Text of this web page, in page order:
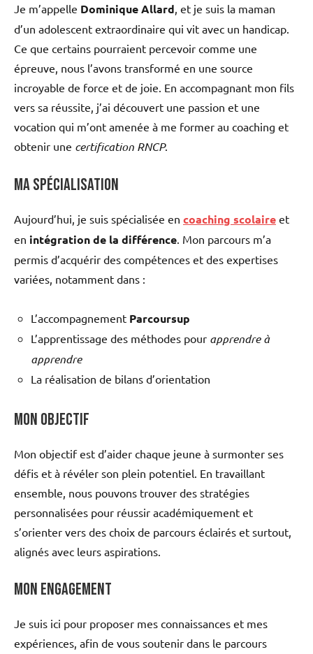
Je m’appelle Dominique Allard , et je suis la maman
d’un adolescent extraordinaire qui vit avec un handicap.
Ce que certains pourraient percevoir comme une
épreuve, nous l’avons transformé en une source
incroyable de force et de joie. En accompagnant mon fils
vers sa réussite, j’ai découvert une passion et une
vocation qui m’ont amenée à me former au coaching et
obtenir une certification RNCP.
Ma Spécialisation
Aujourd’hui, je suis spécialisée en coaching scolaire et
en intégration de la différence . Mon parcours m’a
permis d’acquérir des compétences et des expertises
variées, notamment dans :
L’accompagnement Parcoursup
L’apprentissage des méthodes pour apprendre à
apprendre
La réalisation de bilans d’orientation
Mon Objectif
Mon objectif est d’aider chaque jeune à surmonter ses
défis et à révéler son plein potentiel. En travaillant
ensemble, nous pouvons trouver des stratégies
personnalisées pour réussir académiquement et
s’orienter vers des choix de parcours éclairés et surtout,
alignés avec leurs aspirations.
Mon Engagement
Je suis ici pour proposer mes connaissances et mes
expériences, afin de vous soutenir dans le parcours